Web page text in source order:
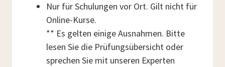
Nur für Schulungen vor Ort. Gilt nicht für
Online-Kurse.
** Es gelten einige Ausnahmen. Bitte
lesen Sie die Prüfungsübersicht oder
sprechen Sie mit unseren Experten